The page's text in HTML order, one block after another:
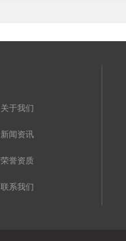
关于我们
新闻资讯
荣誉资质
联系我们